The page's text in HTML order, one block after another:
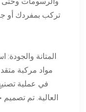
تركب بمفردك أو
المتانة
في عملية
العالية. تم تصميم